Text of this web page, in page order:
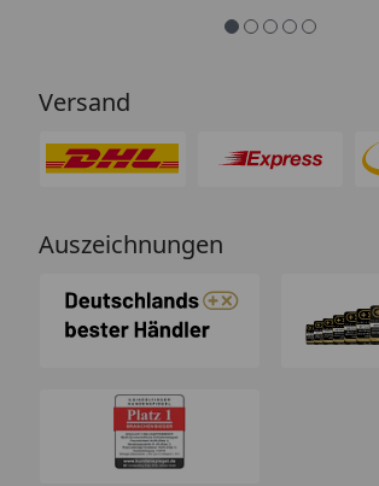
Beschreibung und schützt
Versand
Auszeichnungen